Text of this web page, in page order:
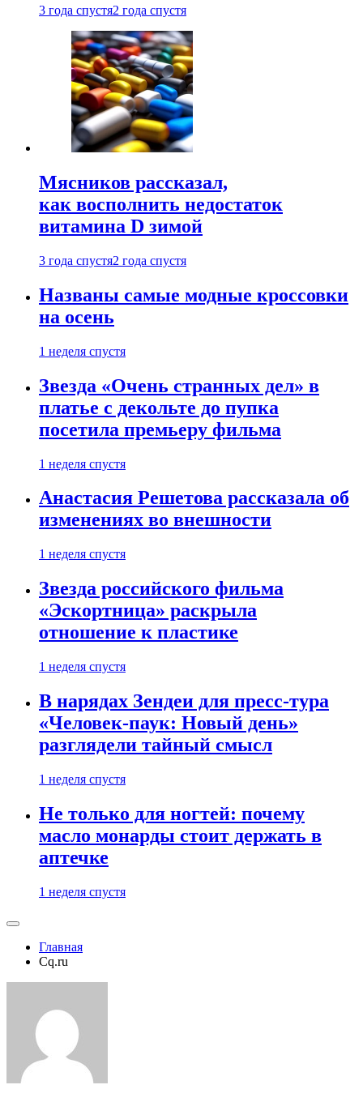
3 года спустя2 года спустя
Мясников рассказал,
как восполнить недостаток
витамина D зимой
3 года спустя2 года спустя
Названы самые модные кроссовки
на осень
1 неделя спустя
Звезда «Очень странных дел» в
платье с декольте до пупка
посетила премьеру фильма
1 неделя спустя
Анастасия Решетова рассказала об
изменениях во внешности
1 неделя спустя
Звезда российского фильма
«Эскортница» раскрыла
отношение к пластике
1 неделя спустя
В нарядах Зендеи для пресс-тура
«Человек-паук: Новый день»
разглядели тайный смысл
1 неделя спустя
Не только для ногтей: почему
масло монарды стоит держать в
аптечке
1 неделя спустя
Главная
Cq.ru